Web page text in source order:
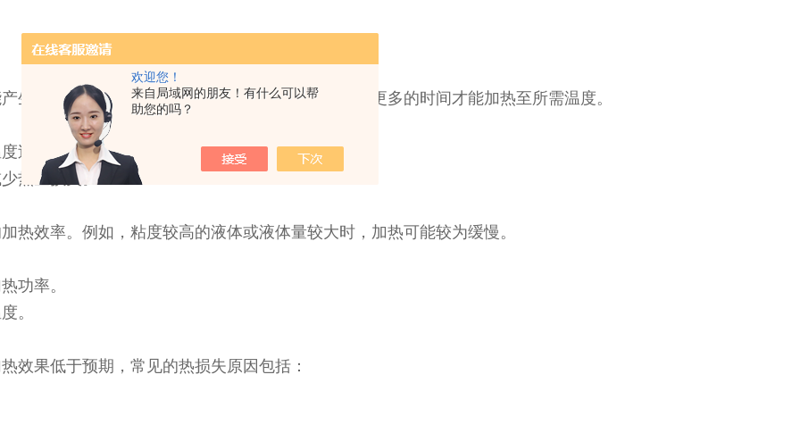
欢迎您！
来自局域网的朋友！有什么可以帮
助您的吗？
生影响。例如，环境温度过低时，加热器可能需要更多的时间才能加热至所需温度。
过低影响加热效果。
热量损失。
热效率。例如，粘度较高的液体或液体量较大时，加热可能较为缓慢。
功率。
。
效果低于预期，常见的热损失原因包括：